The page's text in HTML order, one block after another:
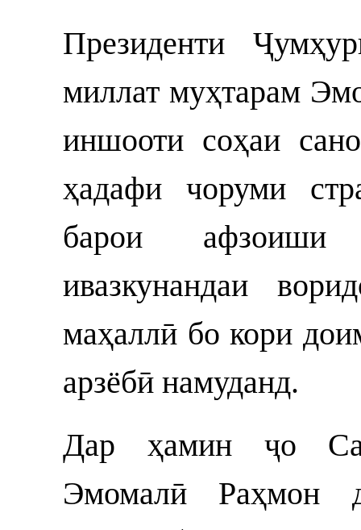
Президенти
миллат муҳтарам
иншооти соҳаи
ҳадафи чоруми
барои афзоиши
ивазкунандаи
маҳаллӣ бо кори
арзёбӣ намуданд.
Дар ҳамин ҷо
Эмомалӣ Раҳмон